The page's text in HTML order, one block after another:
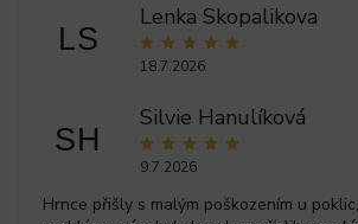
LS
Lenka Skopalikova
18.7.2026
SH
Silvie Hanulíková
9.7.2026
Hrnce přišly s malým poškozením u